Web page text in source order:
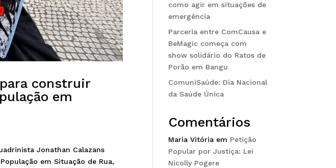
para construir
em
Jonathan Calazans
em Situação de Rua,
como agir em situações de
emergência
Parceria entre ComCausa e
BeMagic começa com
show solidário do Ratos de
Porão em Bangu
ComuniSaúde: Dia Nacional
da Saúde Única
Comentários
Maria Vitória em Petição
Popular por Justiça: Lei
Nicolly Pogere